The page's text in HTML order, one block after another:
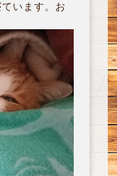
います。お